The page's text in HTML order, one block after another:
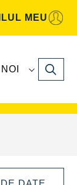
MEU
Search